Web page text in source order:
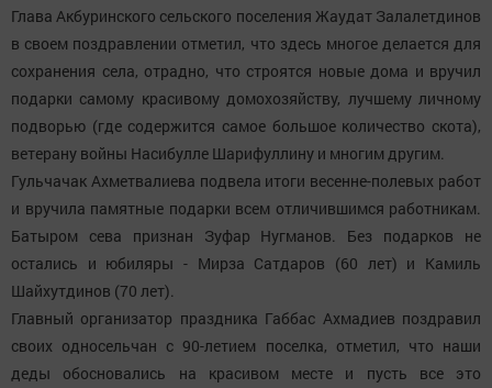
Глава Акбуринского сельского поселения Жаудат Залалетдинов
в своем поздравлении отметил, что здесь многое делается для
сохранения села, отрадно, что строятся новые дома и вручил
подарки самому красивому домохозяйству, лучшему личному
подворью (где содержится самое большое количество скота),
ветерану войны Насибулле Шарифуллину и многим другим.
Гульчачак Ахметвалиева подвела итоги весенне-полевых работ
и вручила памятные подарки всем отличившимся работникам.
Батыром сева признан Зуфар Нугманов. Без подарков не
остались и юбиляры - Мирза Сатдаров (60 лет) и Камиль
Шайхутдинов (70 лет).
Главный организатор праздника Габбас Ахмадиев поздравил
своих односельчан с 90-летием поселка, отметил, что наши
деды обосновались на красивом месте и пусть все это